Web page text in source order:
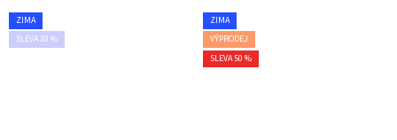
ZIMA
SLEVA 30 %
ZIMA
VÝPRODEJ
SLEVA 50 %